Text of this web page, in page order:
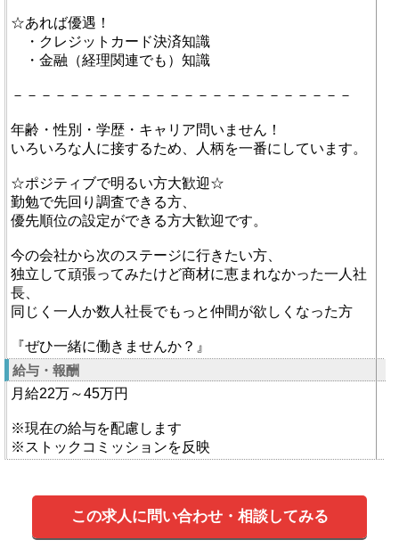
☆あれば優遇！
・クレジットカード決済知識
・金融（経理関連でも）知識
－－－－－－－－－－－－－－－－－－－－－－－－
年齢・性別・学歴・キャリア問いません！
いろいろな人に接するため、人柄を一番にしています。
☆ポジティブで明るい方大歓迎☆
勤勉で先回り調査できる方、
優先順位の設定ができる方大歓迎です。
今の会社から次のステージに行きたい方、
独立して頑張ってみたけど商材に恵まれなかった一人社
長、
同じく一人か数人社長でもっと仲間が欲しくなった方
『ぜひ一緒に働きませんか？』
給与・報酬
月給22万～45万円
※現在の給与を配慮します
※ストックコミッションを反映
この求人に問い合わせ・相談してみる